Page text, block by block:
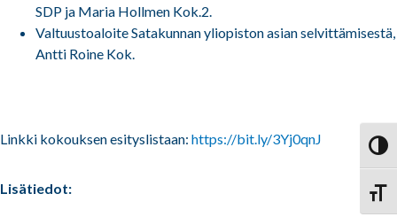
SDP ja Maria Hollmen Kok.2.
Valtuustoaloite Satakunnan yliopiston asian selvittämisestä,
Antti Roine Kok.
Linkki kokouksen esityslistaan: https://bit.ly/3Yj0qnJ
Lisätiedot: